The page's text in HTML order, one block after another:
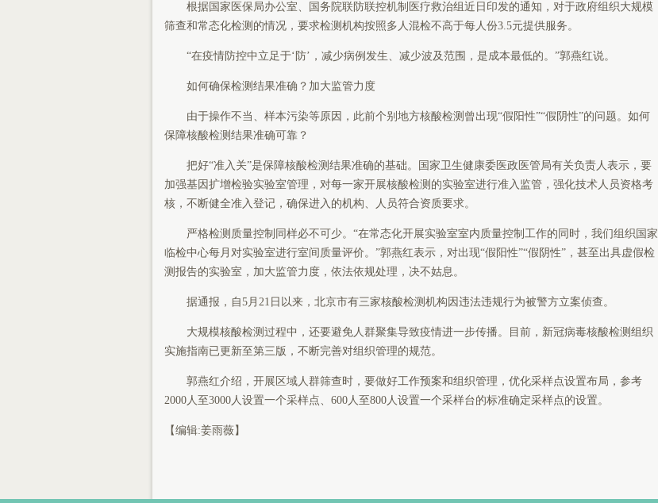
根据国家医保局办公室、国务院联防联控机制医疗救治组近日印发的通知，对于政府组织大规模
筛查和常态化检测的情况，要求检测机构按照多人混检不高于每人份3.5元提供服务。
“在疫情防控中立足于‘防’，减少病例发生、减少波及范围，是成本最低的。”郭燕红说。
如何确保检测结果准确？加大监管力度
由于操作不当、样本污染等原因，此前个别地方核酸检测曾出现“假阳性”“假阴性”的问题。如何
保障核酸检测结果准确可靠？
把好“准入关”是保障核酸检测结果准确的基础。国家卫生健康委医政医管局有关负责人表示，要
加强基因扩增检验实验室管理，对每一家开展核酸检测的实验室进行准入监管，强化技术人员资格考
核，不断健全准入登记，确保进入的机构、人员符合资质要求。
严格检测质量控制同样必不可少。“在常态化开展实验室室内质量控制工作的同时，我们组织国家
临检中心每月对实验室进行室间质量评价。”郭燕红表示，对出现“假阳性”“假阴性”，甚至出具虚假检
测报告的实验室，加大监管力度，依法依规处理，决不姑息。
据通报，自5月21日以来，北京市有三家核酸检测机构因违法违规行为被警方立案侦查。
大规模核酸检测过程中，还要避免人群聚集导致疫情进一步传播。目前，新冠病毒核酸检测组织
实施指南已更新至第三版，不断完善对组织管理的规范。
郭燕红介绍，开展区域人群筛查时，要做好工作预案和组织管理，优化采样点设置布局，参考
2000人至3000人设置一个采样点、600人至800人设置一个采样台的标准确定采样点的设置。
【编辑:姜雨薇】